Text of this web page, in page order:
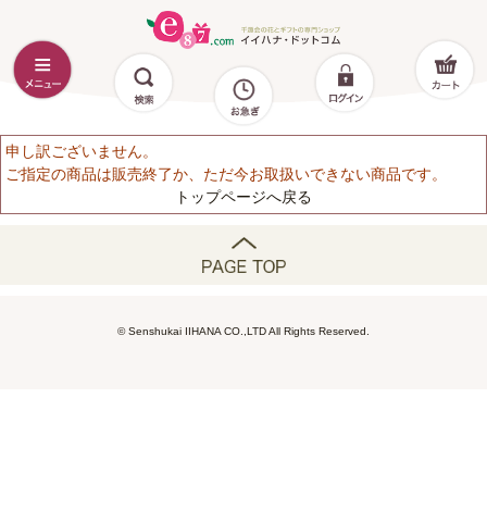
申し訳ございません。
ご指定の商品は販売終了か、ただ今お取扱いできない商品です。
トップページへ戻る
© Senshukai IIHANA CO.,LTD All Rights Reserved.